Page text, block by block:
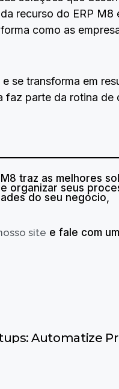
recurso do ERP M8
como as
se transforma em
faz parte da rotina de
traz as melhores
organizar seus
do seu negócio,
site e fale com